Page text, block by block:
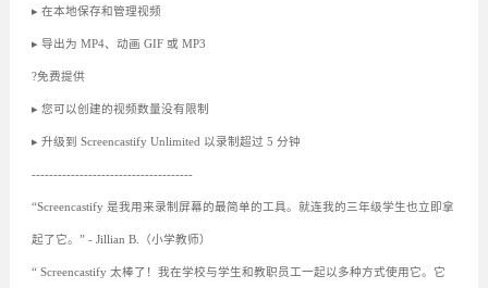
▸ 在本地保存和管理视频
▸ 导出为 MP4、动画 GIF 或 MP3
?免费提供
▸ 您可以创建的视频数量没有限制
▸ 升级到 Screencastify Unlimited 以录制超过 5 分钟
-------------------------------------
“Screencastify 是我用来录制屏幕的最简单的工具。就连我的三年级学生也立即拿
起了它。” - Jillian B.（小学教师）
“ Screencastify 太棒了！我在学校与学生和教职员工一起以多种方式使用它。它